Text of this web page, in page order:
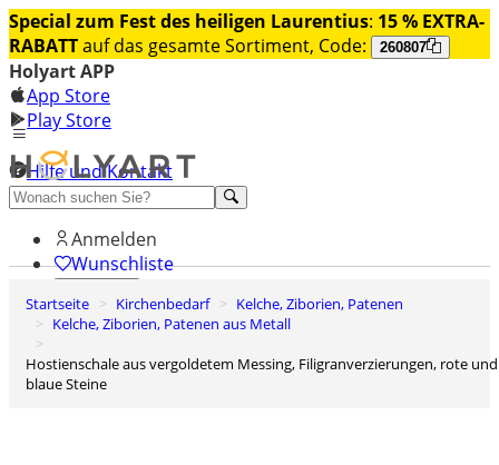
Special zum Fest des heiligen Laurentius: 15 % EXTRA-
RABATTauf das gesamte Sortiment, Code: 260807
Holyart APP
App Store
Play Store
Hilfe und Kontakt
Entdecken Sie Premium
Anmelden
Wunschliste
0
Warenkorb
Startseite Kirchenbedarf
Kelche, Ziborien, Patenen
Kelche, Ziborien, Patenen aus Metall
Hostienschale aus vergoldetem Messing, Filigranverzierungen, rote und
blaue Steine